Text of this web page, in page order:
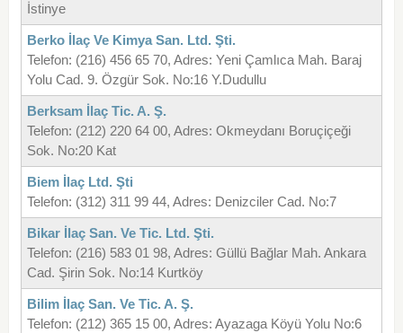
İstinye
Berko İlaç Ve Kimya San. Ltd. Şti.
Telefon: (216) 456 65 70, Adres: Yeni Çamlıca Mah. Baraj
Yolu Cad. 9. Özgür Sok. No:16 Y.Dudullu
Berksam İlaç Tic. A. Ş.
Telefon: (212) 220 64 00, Adres: Okmeydanı Boruçiçeği
Sok. No:20 Kat
Biem İlaç Ltd. Şti
Telefon: (312) 311 99 44, Adres: Denizciler Cad. No:7
Bikar İlaç San. Ve Tic. Ltd. Şti.
Telefon: (216) 583 01 98, Adres: Güllü Bağlar Mah. Ankara
Cad. Şirin Sok. No:14 Kurtköy
Bilim İlaç San. Ve Tic. A. Ş.
Telefon: (212) 365 15 00, Adres: Ayazaga Köyü Yolu No:6